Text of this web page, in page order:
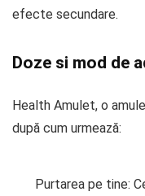
efecte secundare.
Doze si mod de
Health Amulet, o
după cum urmează:
Purtarea pe tine: